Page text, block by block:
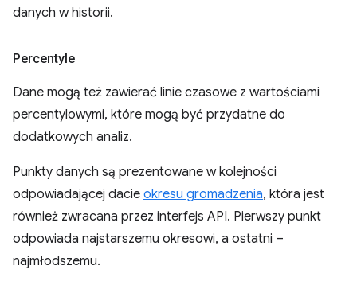
danych w historii.
Percentyle
Dane mogą też zawierać linie czasowe z wartościami
percentylowymi, które mogą być przydatne do
dodatkowych analiz.
Punkty danych są prezentowane w kolejności
odpowiadającej dacie okresu gromadzenia, która jest
również zwracana przez interfejs API. Pierwszy punkt
odpowiada najstarszemu okresowi, a ostatni –
najmłodszemu.